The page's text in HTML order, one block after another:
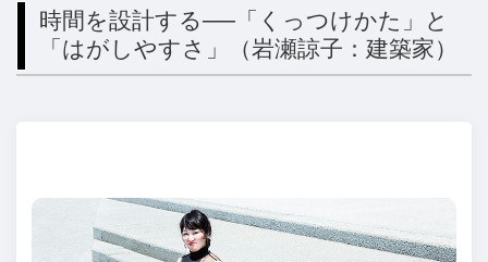
時間を設計する──「くっつけかた」と
「はがしやすさ」（岩瀬諒子：建築家）